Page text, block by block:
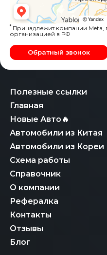
Полезные ссылки
Главная
Новые Авто🔥
Автомобили из Китая
Автомобили из Кореи
Схема работы
Справочник
О компании
Рефералка
Контакты
Отзывы
Блог
* Принадлежит компании Meta,
организацией в РФ
Обратный звонок